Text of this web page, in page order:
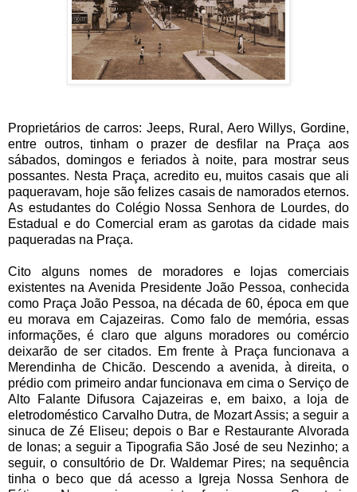
Proprietários de carros: Jeeps, Rural, Aero Willys, Gordine,
entre outros, tinham o prazer de desfilar na Praça aos
sábados, domingos e feriados à noite, para mostrar seus
possantes. Nesta Praça, acredito eu, muitos casais que ali
paqueravam, hoje são felizes casais de namorados eternos.
As estudantes do Colégio Nossa Senhora de Lourdes, do
Estadual e do Comercial eram as garotas da cidade mais
paqueradas na Praça.
Cito alguns nomes de moradores e lojas comerciais
existentes na Avenida Presidente João Pessoa, conhecida
como Praça João Pessoa, na década de 60, época em que
eu morava em Cajazeiras. Como falo de memória, essas
informações, é claro que alguns moradores ou comércio
deixarão de ser citados. Em frente à Praça funcionava a
Merendinha de Chicão. Descendo a avenida, à direita, o
prédio com primeiro andar funcionava em cima o Serviço de
Alto Falante Difusora Cajazeiras e, em baixo, a loja de
eletrodoméstico Carvalho Dutra, de Mozart Assis; a seguir a
sinuca de Zé Eliseu; depois o Bar e Restaurante Alvorada
de Ionas; a seguir a Tipografia São José de seu Nezinho; a
seguir, o consultório de Dr. Waldemar Pires; na sequência
tinha o beco que dá acesso a Igreja Nossa Senhora de